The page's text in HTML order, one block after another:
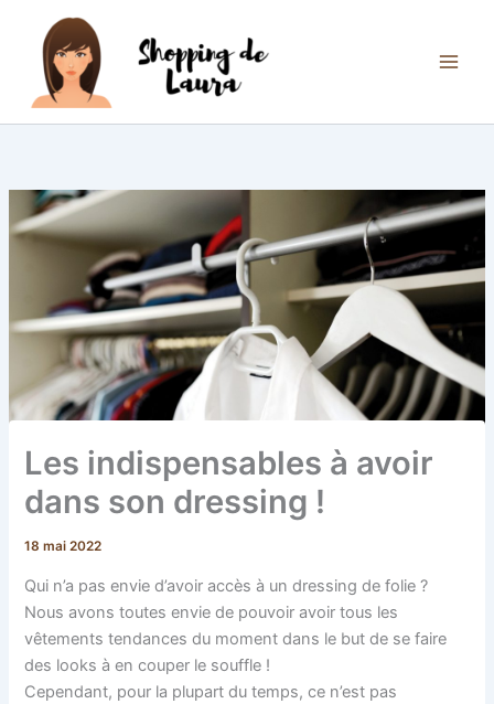
contenu
Les indispensables à avoir
dans son dressing !
18 mai 2022
Qui n’a pas envie d’avoir accès à un dressing de folie ?
Nous avons toutes envie de pouvoir avoir tous les
vêtements tendances du moment dans le but de se faire
des looks à en couper le souffle !
Cependant, pour la plupart du temps, ce n’est pas